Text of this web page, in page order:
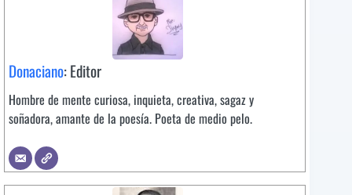
Donaciano: Editor
Hombre de mente curiosa, inquieta, creativa, sagaz y
soñadora, amante de la poesía. Poeta de medio pelo.